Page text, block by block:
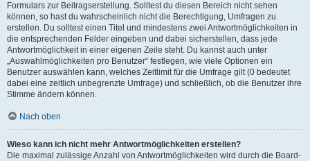
Formulars zur Beitragserstellung. Solltest du diesen Bereich nicht sehen
können, so hast du wahrscheinlich nicht die Berechtigung, Umfragen zu
erstellen. Du solltest einen Titel und mindestens zwei Antwortmöglichkeiten in
die entsprechenden Felder eingeben und dabei sicherstellen, dass jede
Antwortmöglichkeit in einer eigenen Zeile steht. Du kannst auch unter
„Auswahlmöglichkeiten pro Benutzer“ festlegen, wie viele Optionen ein
Benutzer auswählen kann, welches Zeitlimit für die Umfrage gilt (0 bedeutet
dabei eine zeitlich unbegrenzte Umfrage) und schließlich, ob die Benutzer ihre
Stimme ändern können.
Nach oben
Wieso kann ich nicht mehr Antwortmöglichkeiten erstellen?
Die maximal zulässige Anzahl von Antwortmöglichkeiten wird durch die Board-